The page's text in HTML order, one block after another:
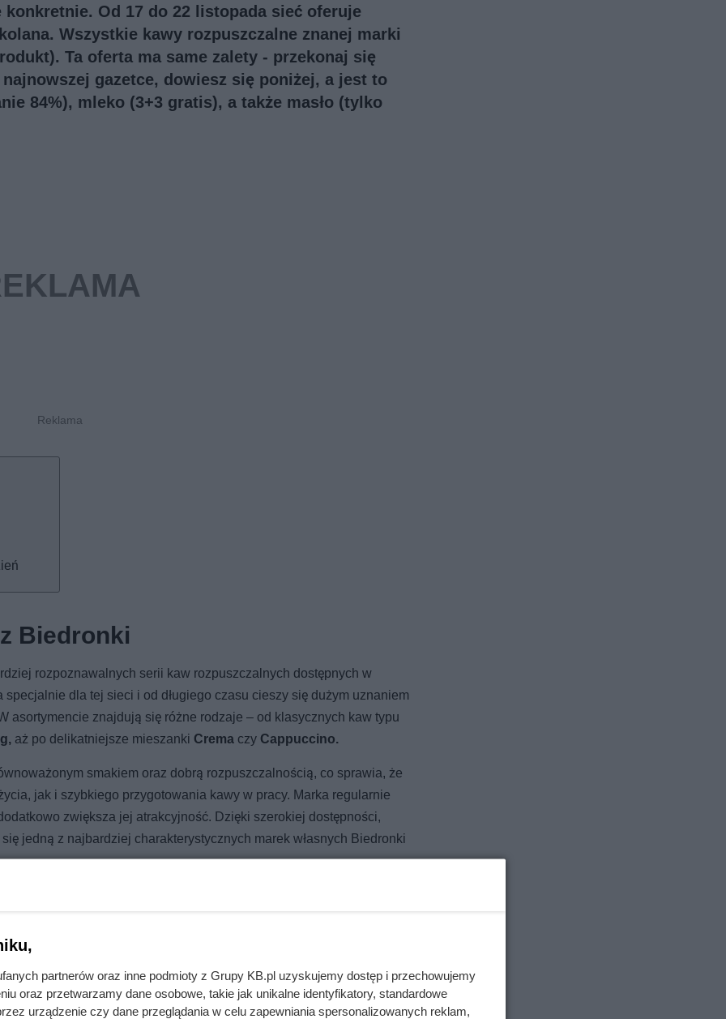
Od 17 do 22 listopada sieć oferuje
Wszystkie kawy rozpuszczalne znanej marki
Ta oferta ma same zalety - przekonaj się
gazetce, dowiesz się poniżej, a jest to
84%), mleko (3+3 gratis), a także masło (tylko
Biedronki
rozpoznawalnych serii kaw rozpuszczalnych dostępnych w
dla tej sieci i od długiego czasu cieszy się dużym uznaniem
asortymencie znajdują się różne rodzaje – od klasycznych kaw typu
aż po delikatniejsze mieszanki Crema czy Cappuccino.
smakiem oraz dobrą rozpuszczalnością, co sprawia, że
jak i szybkiego przygotowania kawy w pracy. Marka regularnie
zwiększa jej atrakcyjność. Dzięki szerokiej dostępności,
jedną z najbardziej charakterystycznych marek własnych Biedronki
Po pierwszej zimie zobaczył prawdziwe koszty
partnerów oraz inne podmioty z Grupy KB.pl uzyskujemy dostęp i przechowujemy
oraz przetwarzamy dane osobowe, takie jak unikalne identyfikatory, standardowe
urządzenie czy dane przeglądania w celu zapewniania spersonalizowanych reklam,